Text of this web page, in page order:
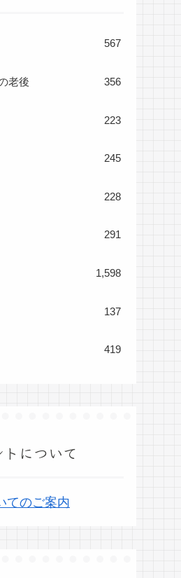
567
老後 356
223
245
228
291
1,598
137
419
トについて
てのご案内